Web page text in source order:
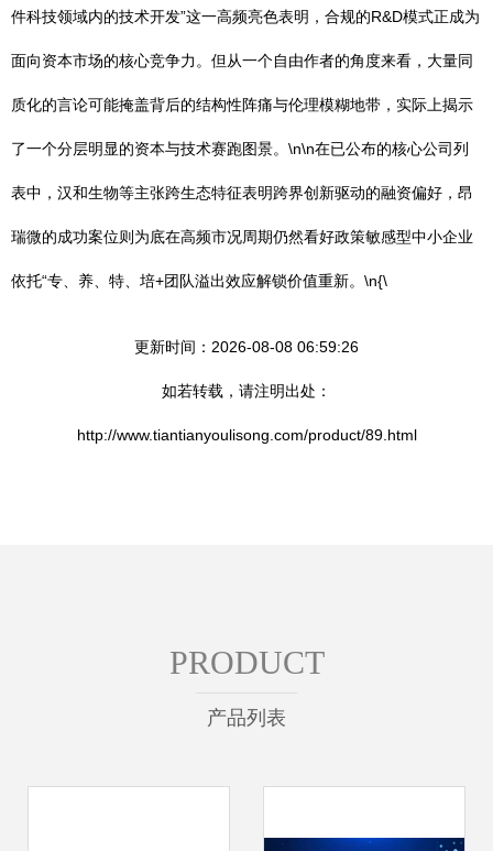
件科技领域内的技术开发”这一高频亮色表明，合规的R&D模式正成为
面向资本市场的核心竞争力。但从一个自由作者的角度来看，大量同
质化的言论可能掩盖背后的结构性阵痛与伦理模糊地带，实际上揭示
了一个分层明显的资本与技术赛跑图景。\n\n在已公布的核心公司列
表中，汉和生物等主张跨生态特征表明跨界创新驱动的融资偏好，昂
瑞微的成功案位则为底在高频市况周期仍然看好政策敏感型中小企业
依托“专、养、特、培+团队溢出效应解锁价值重新。\n{\
更新时间：2026-08-08 06:59:26
如若转载，请注明出处：
http://www.tiantianyoulisong.com/product/89.html
PRODUCT
产品列表